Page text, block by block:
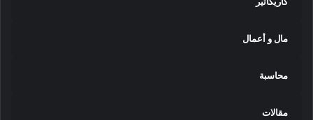
مال و أعمال
محاسبة
مقالات